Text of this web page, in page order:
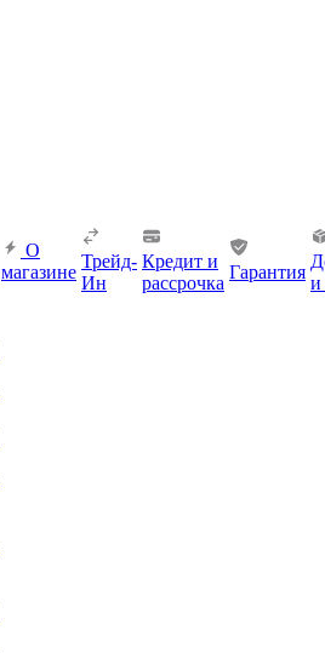
О
магазине
Трейд-
Ин
Кредит и
рассрочка
Гарантия
и